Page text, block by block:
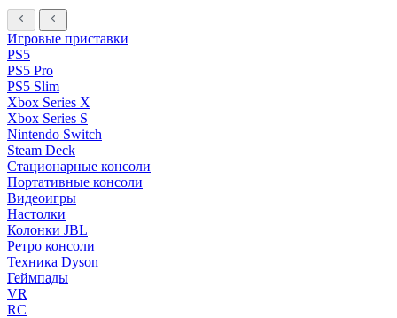
Игровые приставки
PS5
PS5 Pro
PS5 Slim
Xbox Series X
Xbox Series S
Nintendo Switch
Steam Deck
Стационарные консоли
Портативные консоли
Видеоигры
Настолки
Колонки JBL
Ретро консоли
Техника Dyson
Геймпады
VR
RC